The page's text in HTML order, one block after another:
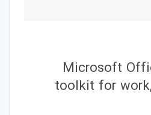
Microsoft
toolkit for